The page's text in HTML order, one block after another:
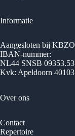
Informatie
Aangesloten bij
IBAN-nummer:
NL44 SNSB
Kvk: Apeldoorn
Over ons
Contact
Repertoire